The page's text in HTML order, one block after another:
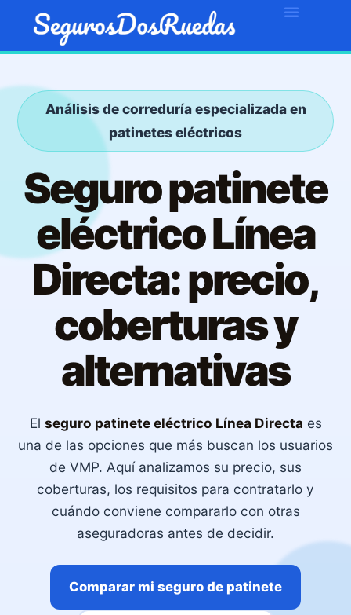
Análisis de correduría especializada en
patinetes eléctricos
Seguro patinete
eléctrico Línea
Directa: precio,
coberturas y
alternativas
El seguro patinete eléctrico Línea Directa es
una de las opciones que más buscan los usuarios
de VMP. Aquí analizamos su precio, sus
coberturas, los requisitos para contratarlo y
cuándo conviene compararlo con otras
aseguradoras antes de decidir.
Comparar mi seguro de patinete